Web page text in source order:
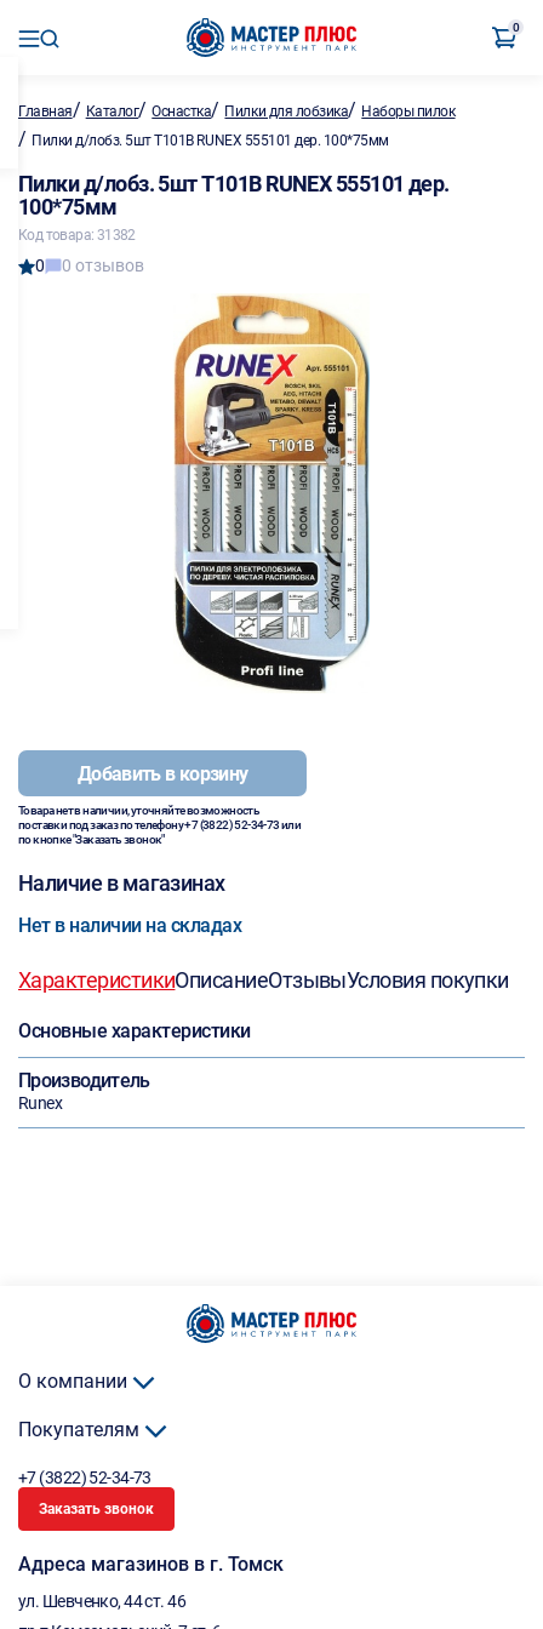
0
Главная/ Каталог/Оснастка/ Пилки для лобзика/ Наборы пилок
/ Пилки д/лобз. 5шт T101В RUNEX 555101 дер. 100*75мм
Пилки д/лобз. 5шт T101В RUNEX 555101 дер.
100*75мм
Код товара: 31382
0 0 отзывов
Добавить в корзину
Товара нет в наличии, уточняйте возможность
поставки под заказ по телефону+7 (3822) 52-34-73или
по кнопке "Заказать звонок"
Наличие в магазинах
Нет в наличии на складах
ХарактеристикиОписаниеОтзывыУсловия покупки
Основные характеристики
Производитель
Runex
О компании
Покупателям
+7 (3822) 52-34-73
Заказать звонок
Адреса магазинов в г. Томск
ул. Шевченко, 44 ст. 46